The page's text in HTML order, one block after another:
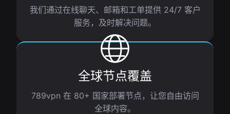
我们通过在线聊天、邮箱和工单提供 24/7 客户
服务，及时解决问题。
全球节点覆盖
789vpn 在 80+ 国家部署节点，让您自由访问
全球内容。